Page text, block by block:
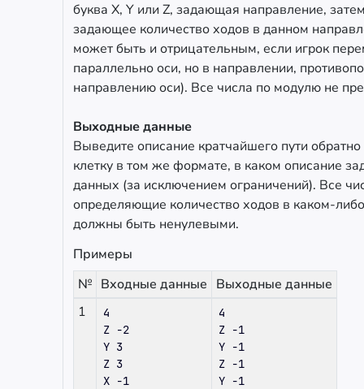
буква X, Y или Z, задающая направление,
задающее количество ходов в данном
может быть и отрицательным, если игрок
параллельно оси, но в направлении,
направлению оси). Все числа по модулю не
Выходные данные
Выведите описание кратчайшего пути
клетку в том же формате, в каком описание
данных (за исключением ограничений). Все
определяющие количество ходов в каком-
должны быть ненулевыми.
Примеры
№ Входные данные Выходные данные
1
4
Z -2
Y 3
Z 3
X -1
4
Z -1
Y -1
Z -1
Y -1